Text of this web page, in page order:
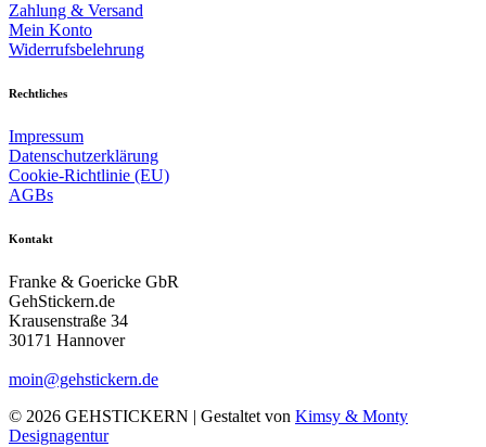
Zahlung & Versand
Mein Konto
Widerrufsbelehrung
Rechtliches
Impressum
Datenschutzerklärung
Cookie-Richtlinie (EU)
AGBs
Kontakt
Franke & Goericke GbR
GehStickern.de
Krausenstraße 34
30171 Hannover
moin@gehstickern.de
© 2026 GEHSTICKERN | Gestaltet von Kimsy & Monty
Designagentur